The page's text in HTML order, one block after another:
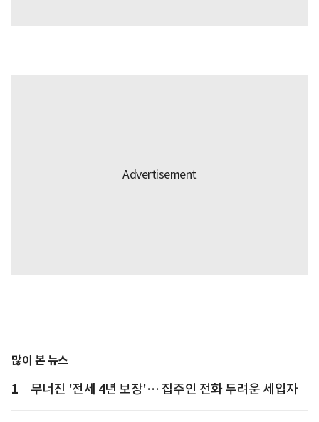
많이 본 뉴스
1 무너진 '전세 4년 보장'… 집주인 전화 두려운 세입자